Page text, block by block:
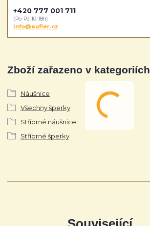
Zboží zařazeno v kategoriích
Náušnice
Všechny šperky
Stříbrné náušnice
Stříbrné šperky
+420 777 001 711
(Po-Pá 10-18h)
info@aufler.cz